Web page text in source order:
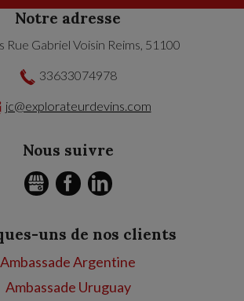
Notre adresse
Rue Gabriel Voisin Reims, 51100
33633074978
jc@explorateurdevins.com
Nous suivre
GMB FACEBOOK
uns de nos clients
Ambassade Argentine
Ambassade Uruguay